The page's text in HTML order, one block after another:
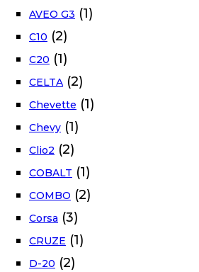
AVEO G3 (1)
C10 (2)
C20 (1)
CELTA (2)
Chevette (1)
Chevy (1)
Clio2 (2)
COBALT (1)
COMBO (2)
Corsa (3)
CRUZE (1)
D-20 (2)